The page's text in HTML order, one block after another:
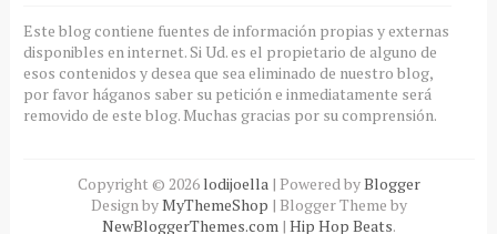
Este blog contiene fuentes de información propias y externas
disponibles en internet. Si Ud. es el propietario de alguno de
esos contenidos y desea que sea eliminado de nuestro blog,
por favor háganos saber su petición e inmediatamente será
removido de este blog. Muchas gracias por su comprensión.
Copyright © 2026 lodijoella| Powered byBlogger
Design byMyThemeShop | Blogger Theme by
NewBloggerThemes.com| Hip Hop Beats.